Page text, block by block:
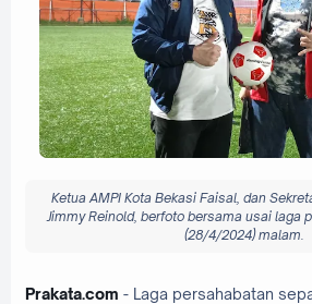
Ketua AMPI Kota Bekasi Faisal, dan
Jimmy Reinold, berfoto bersama usai laga
(28/4/2024) malam.
Prakata.com - Laga persahabatan